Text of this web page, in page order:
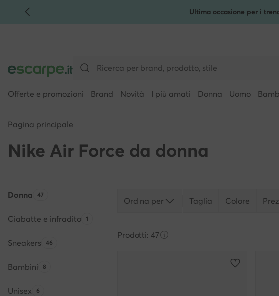
VAI AL CONTENUTO PRINCIPALE Ultima occasione per i
Offerte e promozioni Brand Novità I più amati Donna Uomo
Pagina principale
Nike Air Force da donna
Donna Quantità di prodotti:
47
Ciabatte e infraditoQuantità di prodotti:
1
Sneakers Quantità di prodotti:
46
Bambini Quantità di prodotti:
8
Unisex Quantità di prodotti:
6
Ordina per Taglia Colore
Prodotti: 47